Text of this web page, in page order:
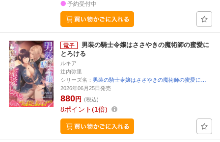
予約受付中
男装の騎士令嬢はささやきの魔術師の蜜愛に
とろける
ルキア
辻内弥里
シリーズ名： 男装の騎士令嬢はささやきの魔術師の蜜愛に…
2026年06月25日発売
880円 (税込)
8ポイント 1倍